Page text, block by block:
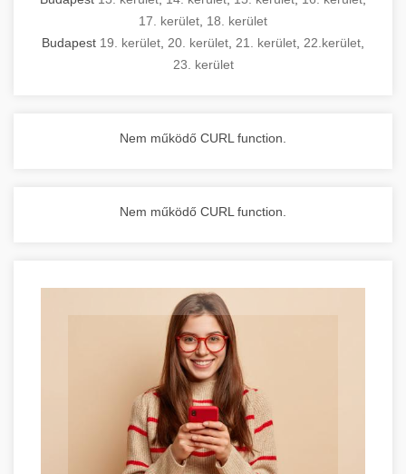
17. kerület 18. kerület
Budapest 19. kerület 20. kerület 21. kerület 22.kerület
23. kerület
Nem működő CURL function.
Nem működő CURL function.